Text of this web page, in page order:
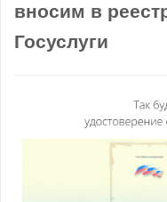
вносим в
Госуслуги